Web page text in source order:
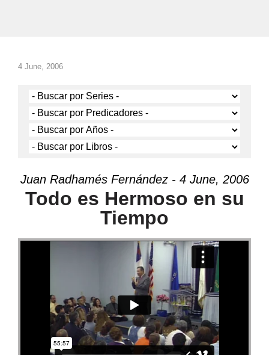
4 June, 2006
Juan Radhamés Fernández - 4 June, 2006
Todo es Hermoso en su
Tiempo